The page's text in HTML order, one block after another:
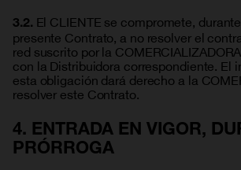
3.2. El CLIENTE se compromete,
presente Contrato, a no resolver el
red suscrito por la
con la Distribuidora correspondiente. El
esta obligación dará derecho a la
resolver este Contrato.
4. ENTRADA EN VIGOR,
PRÓRROGA